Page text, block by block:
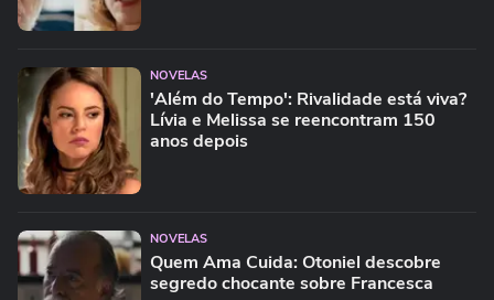
NOVELAS
'Além do Tempo': Rivalidade está viva?
Lívia e Melissa se reencontram 150
anos depois
NOVELAS
Quem Ama Cuida: Otoniel descobre
segredo chocante sobre Francesca